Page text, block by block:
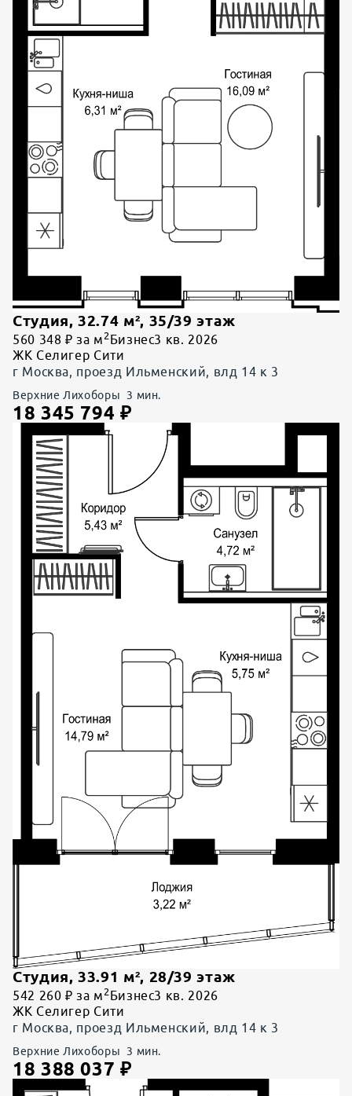
Студия, 32.74 м², 35/39 этаж
560 348 ₽ за м 2 Бизнес3 кв. 2026
ЖК Селигер Сити
г Москва, проезд Ильменский, влд 14 к 3
Верхние Лихоборы 3 мин.
18 345 794 ₽
Студия, 33.91 м², 28/39 этаж
542 260 ₽ за м 2 Бизнес3 кв. 2026
ЖК Селигер Сити
г Москва, проезд Ильменский, влд 14 к 3
Верхние Лихоборы 3 мин.
18 388 037 ₽